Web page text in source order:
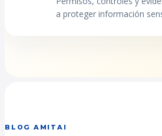
a proteger información
BLOG AMITAI